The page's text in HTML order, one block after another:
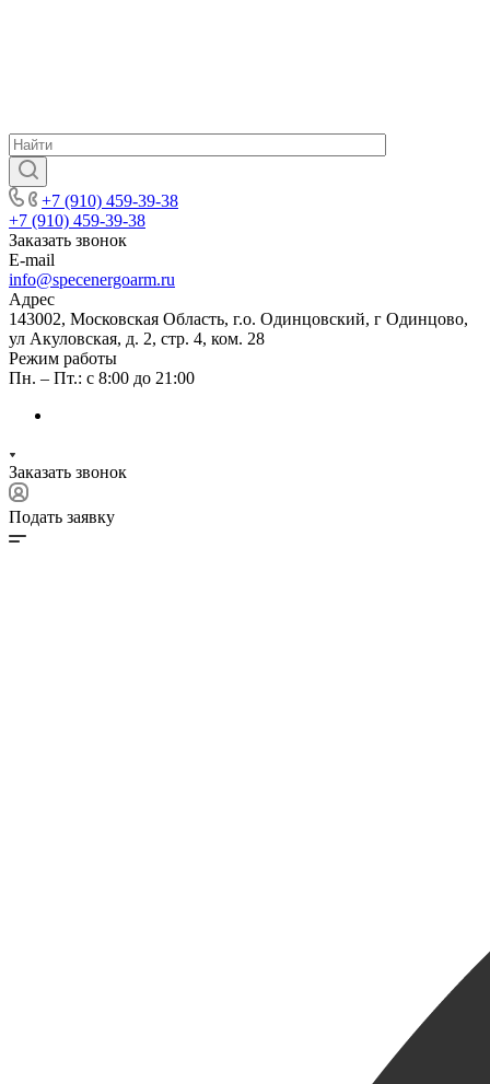
+7 (910) 459-39-38
+7 (910) 459-39-38
Заказать звонок
E-mail
info@specenergoarm.ru
Адрес
143002, Московская Область, г.о. Одинцовский, г Одинцово,
ул Акуловская, д. 2, стр. 4, ком. 28
Режим работы
Пн. – Пт.: с 8:00 до 21:00
Заказать звонок
Подать заявку